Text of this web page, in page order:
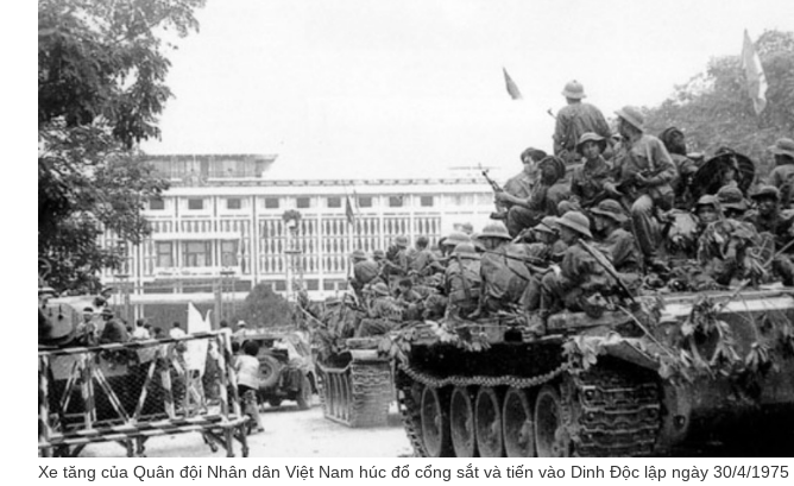
Xe tăng của Quân đội Nhân dân Việt Nam húc đổ cổng sắt và tiến vào Dinh Độc lập ngày 30/4/1975